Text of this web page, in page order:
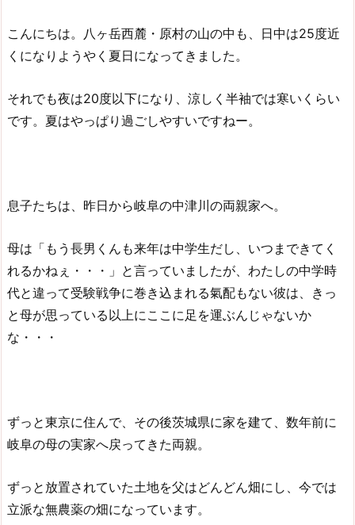
こんにちは。八ヶ岳西麓・原村の山の中も、日中は25度近
くになりようやく夏日になってきました。
それでも夜は20度以下になり、涼しく半袖では寒いくらい
です。夏はやっぱり過ごしやすいですねー。
息子たちは、昨日から岐阜の中津川の両親家へ。
母は「もう長男くんも来年は中学生だし、いつまできてく
れるかねぇ・・・」と言っていましたが、わたしの中学時
代と違って受験戦争に巻き込まれる氣配もない彼は、きっ
と母が思っている以上にここに足を運ぶんじゃないか
な・・・
ずっと東京に住んで、その後茨城県に家を建て、数年前に
岐阜の母の実家へ戻ってきた両親。
ずっと放置されていた土地を父はどんどん畑にし、今では
立派な無農薬の畑になっています。